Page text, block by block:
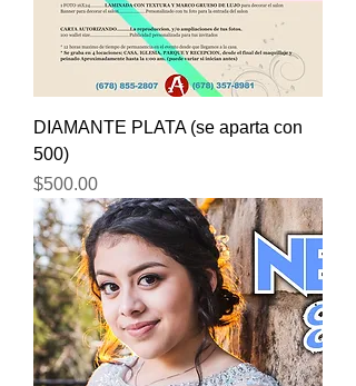
DIAMANTE PLATA (se aparta con
500)
Price
$500.00